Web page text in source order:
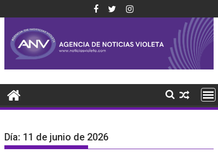
al
contenido
Día: 11 de junio de 2026